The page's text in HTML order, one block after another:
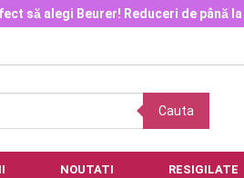
să alegi Beurer! Reduceri de până la
Cauta
NOUTATI RESIGILATE